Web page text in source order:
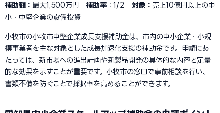
補助額： 最大1,500万円 補助率： 1/2 対象： 売上10億円以上の中
小・中堅企業の設備投資
小牧市の小牧市中堅企業成長支援補助金は、市内の中小企業・小規
模事業者を主な対象とした成長加速化支援の補助金です。申請にあ
たっては、新市場への進出計画や新製品開発の具体的な内容と定量
的な効果を示すことが重要です。小牧市の窓口で事前相談を行い、
書類不備を防ぐことで採択率を高めることができます。